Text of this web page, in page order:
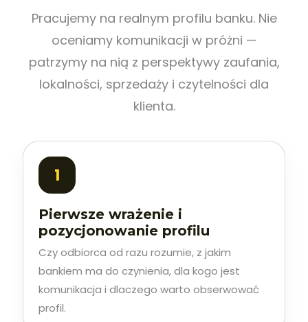
Pracujemy na realnym profilu banku. Nie
oceniamy komunikacji w próżni —
patrzymy na nią z perspektywy zaufania,
lokalności, sprzedaży i czytelności dla
klienta.
Pierwsze wrażenie i
pozycjonowanie profilu
Czy odbiorca od razu rozumie, z jakim
bankiem ma do czynienia, dla kogo jest
komunikacja i dlaczego warto obserwować
profil.